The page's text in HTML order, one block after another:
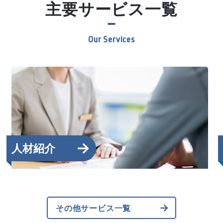
主要サービス一覧
人材紹介
その他サービス一覧